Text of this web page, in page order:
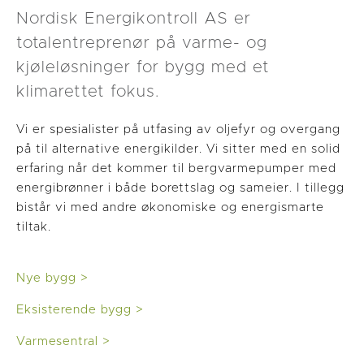
Nordisk Energikontroll AS er
totalentreprenør på varme- og
kjøleløsninger for bygg med et
klimarettet fokus.
Vi er spesialister på utfasing av oljefyr og overgang
på til alternative energikilder. Vi sitter med en solid
erfaring når det kommer til bergvarmepumper med
energibrønner i både borettslag og sameier. I tillegg
bistår vi med andre økonomiske og energismarte
tiltak.
Nye bygg >
Eksisterende bygg >
Varmesentral >